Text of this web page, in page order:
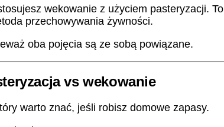
wekowanie z użyciem pasteryzacji. To
przechowywania żywności.
oba pojęcia są ze sobą powiązane.
vs wekowanie
warto znać, jeśli robisz domowe zapasy.